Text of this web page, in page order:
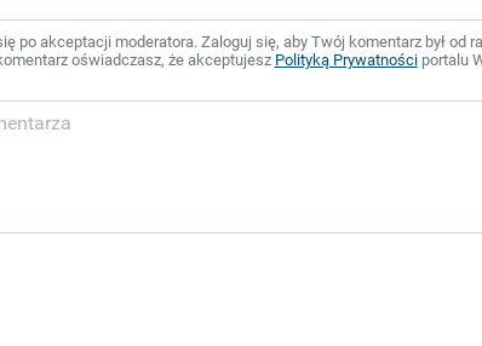
po akceptacji moderatora. Zaloguj się, aby Twój komentarz był od
oświadczasz, że akceptujesz Polityką Prywatnościportalu